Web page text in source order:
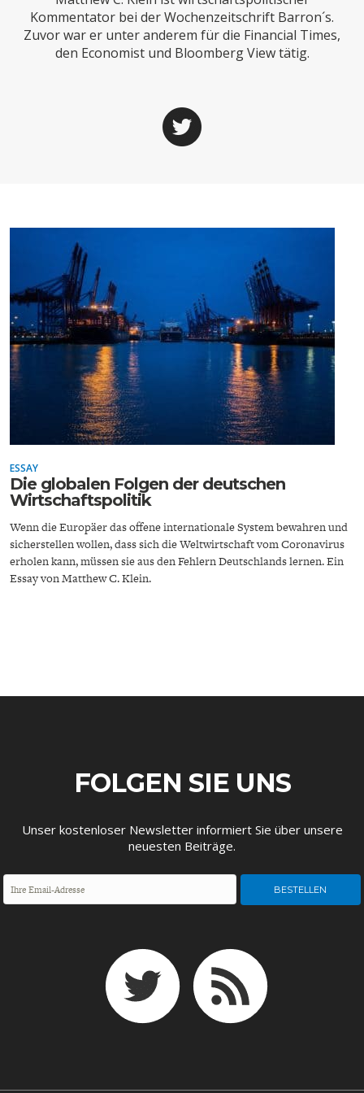
SUCHE
ABO/LOGIN
ECONOMISTS FOR FUTURE
INDUSTRIEPOLITIK
UNGLEICHHEIT UND
MACHT
ENERGIE & UMWELT
EUROPA
Kommentator bei der Wochenzeitschrift Barron´s.
Zuvor war er unter anderem für die Financial Times,
den Economist und Bloomberg View tätig.
ESSAY
Die globalen Folgen der deutschen
Wirtschaftspolitik
Wenn die Europäer das offene internationale System bewahren und
sicherstellen wollen, dass sich die Weltwirtschaft vom Coronavirus
erholen kann, müssen sie aus den Fehlern Deutschlands lernen. Ein
Essay von Matthew C. Klein.
FOLGEN SIE UNS
Unser kostenloser Newsletter informiert Sie über unsere
neuesten Beiträge.